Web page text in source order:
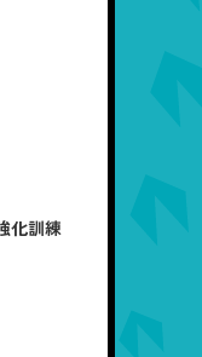
化訓練